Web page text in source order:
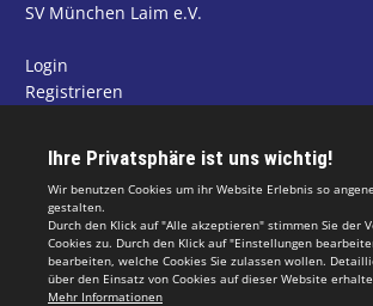
SV München Laim e.V.
Login
Registrieren
Datenschutzerklärung
Teamsports 2
Dein Sportverein online